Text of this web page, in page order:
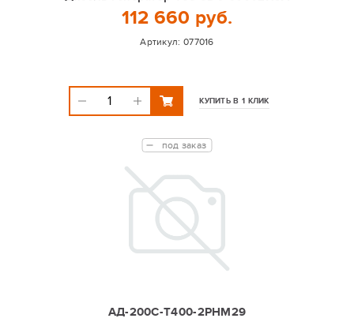
112 660 руб.
Артикул: 077016
КУПИТЬ В 1 КЛИК
АД-200С-Т400-2РНМ29
под заказ